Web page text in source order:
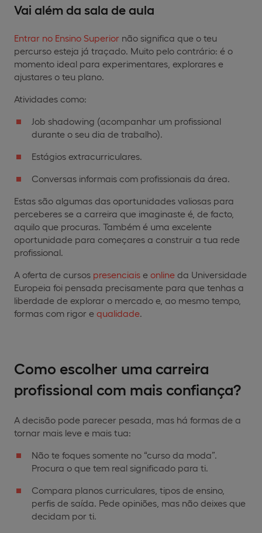
Vai além da sala de aula
Entrar no Ensino Superior não significa que o teu
percurso esteja já traçado. Muito pelo contrário: é o
momento ideal para experimentares, explorares e
ajustares o teu plano.
Atividades como:
Job shadowing (acompanhar um profissional
durante o seu dia de trabalho).
Estágios extracurriculares.
Conversas informais com profissionais da área.
Estas são algumas das oportunidades valiosas para
perceberes se a carreira que imaginaste é, de facto,
aquilo que procuras. Também é uma excelente
oportunidade para começares a construir a tua rede
profissional.
A oferta de cursos presenciais e online da Universidade
Europeia foi pensada precisamente para que tenhas a
liberdade de explorar o mercado e, ao mesmo tempo,
formas com rigor e qualidade
Como escolher uma carreira
profissional com mais confiança?
A decisão pode parecer pesada, mas há formas de a
tornar mais leve e mais tua:
Não te foques somente no “curso da moda”.
Procura o que tem real significado para ti.
Compara planos curriculares, tipos de ensino,
perfis de saída. Pede opiniões, mas não deixes que
decidam por ti.